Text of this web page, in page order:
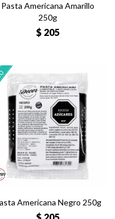
Pasta Americana Amarillo
250g
$ 205
Americana Negro 250g